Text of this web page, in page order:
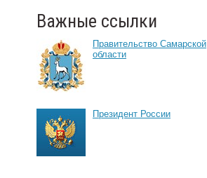
Важные ссылки
Правительство Самарской
области
Президент России